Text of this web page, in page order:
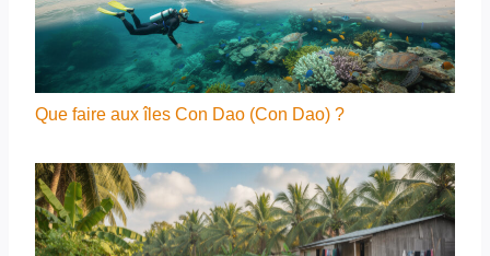
Que faire aux îles Con Dao (Con Dao) ?